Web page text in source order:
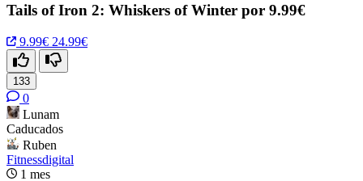
Tails of Iron 2: Whiskers of Winter por 9.99€
9.99€ 24.99€
133
0
Lunam
Caducados
Ruben
Fitnessdigital
1 mes